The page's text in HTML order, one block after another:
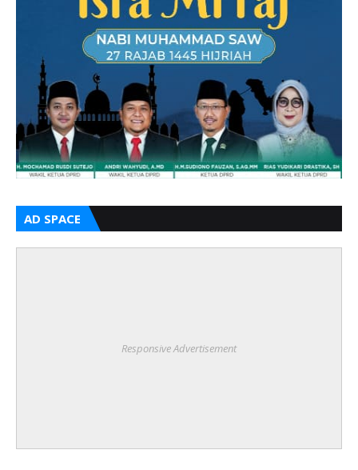
AD SPACE
Responsive Advertisement